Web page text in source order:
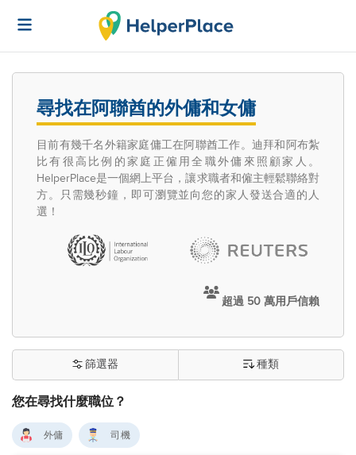
尋找在阿聯酋的外傭和女傭
目前有幾千名外籍家庭傭工在阿聯酋工作。迪拜和阿布紮
比有很高比例的家庭正僱用全職外傭來照顧家人。
HelperPlace是一個網上平台，讓求職者和僱主輕鬆聯絡對
方。只需幾秒鐘，即可瀏覽並向您的家人發送合適的人
選！
超過 50 萬用戶信賴
您在尋找什麼職位？
篩選器 種類
外傭 司機